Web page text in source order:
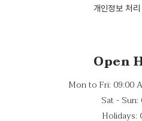
개인정보 처
Open
Mon to Fri: 09:00
Sat - Sun:
Holidays: